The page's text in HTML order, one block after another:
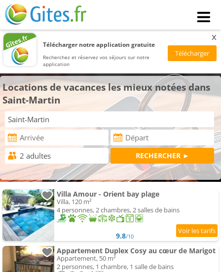
Télécharger notre application gratuite
Recherchez et réservez vos séjours sur notre
application
x
Locations de vacances les mieux notées dans
Saint-Martin
Villa Amour - Orient bay plage
Villa, 120 m²
4 personnes, 2 chambres, 2 salles de bains
9.8/10
Appartement Duplex Cosy au cœur de Marigot
Appartement, 50 m²
2 personnes, 1 chambre, 1 salle de bains